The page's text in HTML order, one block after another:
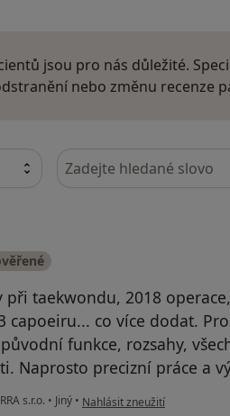
jsou pro nás důležité.
nebo změnu recenze
Hledejte v názorech
při taekwondu, 2018
capoeiru... co více dodat.
funkce, rozsahy,
Naprosto precizní práce a
s.r.o. • Jiný • podle názoru uživatele Michal
Nahlásit zneužití